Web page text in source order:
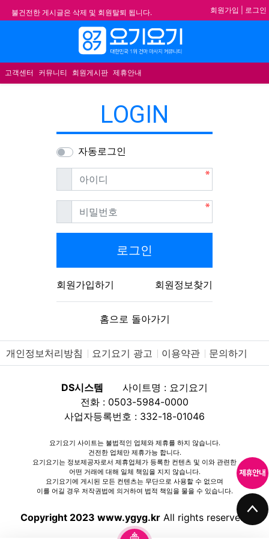
★ 요기요기 업체회원 안내사항 ★
불건전한 게시글은 삭제 및 회원탈퇴 됩니다.
합법적이고 건전한 업체와 광고를 제휴합니다.
★요기요기 설 연휴 휴무 안내★
회원가입 로그인
고객센터 커뮤니티 회원게시판 제휴안내
LOGIN
자동로그인
아이디필수
비밀번호필수
로그인
회원가입하기 회원정보찾기
홈으로 돌아가기
개인정보처리방침 요기요기 광고 이용약관 문의하기
DS시스템
사이트명 : 요기요기
전화 : 0503-5984-0000
사업자등록번호 : 332-18-01046
요기요기 사이트는 불법적인 업체와 제휴를 하지 않습니다.
건전한 업체만 제휴가능 합니다.
요기요기는 정보제공자로서 제휴업체가 등록한 컨텐츠 및 이와 관련한
어떤 거래에 대해 일체 책임을 지지 않습니다.
요기요기에 게시된 모든 컨텐츠는 무단으로 사용할 수 없으며
이를 어길 경우 저작권법에 의거하여 법적 책임을 물을 수 있습니다.
Copyright 2023 www.ygyg.kr All rights reserved.